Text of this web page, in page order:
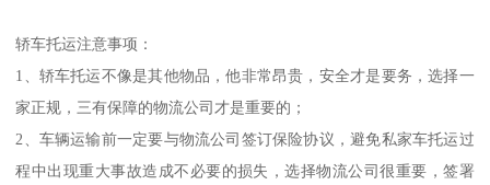
轿车托运注意事项：
1、轿车托运不像是其他物品，他非常昂贵，安全才是要务，选择一
家正规，三有保障的物流公司才是重要的；
2、车辆运输前一定要与物流公司签订保险协议，避免私家车托运过
程中出现重大事故造成不必要的损失，选择物流公司很重要，签署